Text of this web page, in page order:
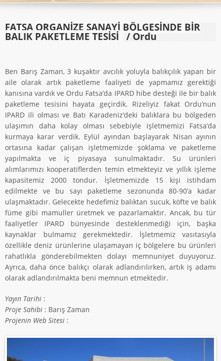
FATSA ORGANIZE SANAYI BÖLGESINDE BIR
BALIK PAKETLEME TESISI / Ordu
Ben Barış Zaman, 3 kuşaktır avcılık yoluyla balıkçılık yapan bir
aile olarak artık paketleme faaliyeti de yapmamız gerektiği
kanısına vardık ve Ordu Fatsa’da IPARD hibe desteği ile bir balık
paketleme tesisini hayata geçirdik. Rizeliyiz fakat Ordu’nun
IPARD ili olması ve Batı Karadeniz’deki balıklara bu bölgeden
ulaşımın daha kolay olması sebebiyle işletmemizi Fatsa’da
kurmaya karar verdik. Eylül ayından başlayarak Nisan ayının
ortasına kadar çalışan işletmemizde şoklama ve paketleme
yapılmakta ve iç piyasaya sunulmaktadır. Su ürünleri
alımlarımızı kooperatiflerden temin etmekteyiz ve yıllık işleme
kapasitemiz 2000 tondur. İşletmemizde 15 kişi istihdam
edilmekte ve bu sayı paketleme sezonunda 80-90’a kadar
ulaşmaktadır. Gelecekte hedefimiz balıktan sucuk, köfte ve balık
füme gibi mamuller üretmek ve pazarlamaktır. Ancak, bu tür
faaliyetler IPARD bünyesinde desteklenmediği için, başka
kaynaklar bulmamız gerekmektedir. İşletmemiz vasıtasıyla
özellikle deniz ürünlerine ulaşamayan iç bölgelere bu ürünleri
rahatlıkla gönderebilmekten dolayı memnuniyet duyuyoruz.
Ayrıca, daha önce balıkçı olarak adlandırılırken, artık iş adamı
olarak adlandırılmakta beni memnun etmektedir.
Yayın Tarihi :
Proje Sahibi : Barış Zaman
Projenin Web Sitesi :